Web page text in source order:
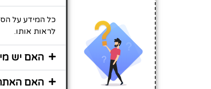
כל המידע על
לראות אותו.
האם יש
האם האתר